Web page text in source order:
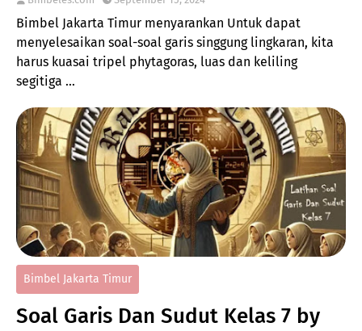
Bimbel Jakarta Timur menyarankan Untuk dapat
menyelesaikan soal-soal garis singgung lingkaran, kita
harus kuasai tripel phytagoras, luas dan keliling
segitiga …
Bimbel Jakarta Timur
Soal Garis Dan Sudut Kelas 7 by